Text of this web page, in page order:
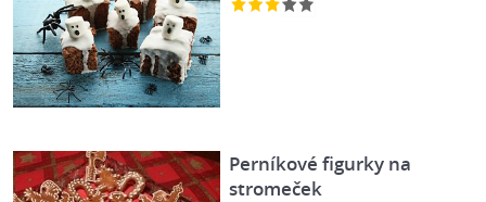
Perníkové figurky na
stromeček